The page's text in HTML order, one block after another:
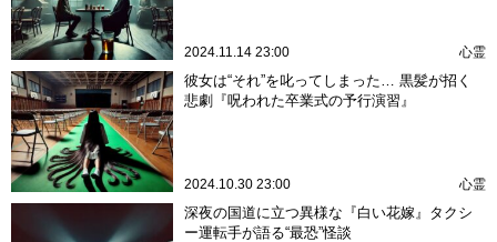
2024.11.14 23:00 心霊
彼女は“それ”を叱ってしまった… 黒髪が招く
悲劇『呪われた卒業式の予行演習』
2024.10.30 23:00 心霊
深夜の国道に立つ異様な『白い花嫁』タクシ
ー運転手が語る“最恐”怪談